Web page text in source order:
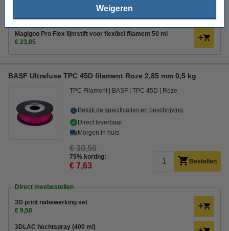
Weigeren
€ 11,50
Magigoo Pro Flex lijmstift voor flexibel filament 50 ml
€ 23,85
BASF Ultrafuse TPC 45D filament Roze 2,85 mm 0,5 kg
TPC Filament BASF TPC 45D Roze
Bekijk de specificaties en beschrijving
Direct leverbaar
Morgen in huis
€ 30,50
75% korting:
€ 7,63 Bestellen
Direct meebestellen
3D print nabewerking set
€ 9,50
3DLAC hechtspray (400 ml)